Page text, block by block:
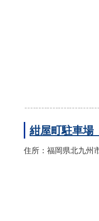
紺屋町駐車場
住所：福岡県北九州